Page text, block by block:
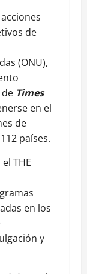
de
(ONU),
Times
en el
de
países.
THE
en los
y